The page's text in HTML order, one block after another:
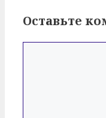
Оставьте